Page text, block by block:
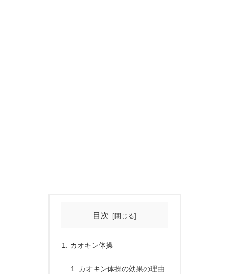
目次
カオキン体操
カオキン体操の効果の理由